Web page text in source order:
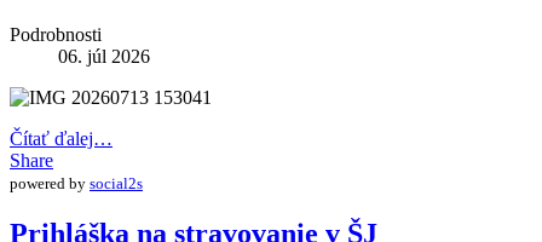
Podrobnosti
06. júl 2026
Čítať ďalej…
Share
powered by social2s
Prihláška na stravovanie v ŠJ